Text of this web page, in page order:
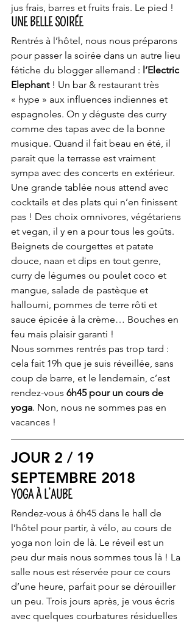
jus frais, barres et fruits frais. Le pied !
UNE BELLE SOIRÉE
Rentrés à l’hôtel, nous nous préparons
pour passer la soirée dans un autre lieu
fétiche du blogger allemand : l’Electric
Elephant ! Un bar & restaurant très
« hype » aux influences indiennes et
espagnoles. On y déguste des curry
comme des tapas avec de la bonne
musique. Quand il fait beau en été, il
parait que la terrasse est vraiment
sympa avec des concerts en extérieur.
Une grande tablée nous attend avec
cocktails et des plats qui n’en finissent
pas ! Des choix omnivores, végétariens
et vegan, il y en a pour tous les goûts.
Beignets de courgettes et patate
douce, naan et dips en tout genre,
curry de légumes ou poulet coco et
mangue, salade de pastèque et
halloumi, pommes de terre rôti et
sauce épicée à la crème… Bouches en
feu mais plaisir garanti !
Nous sommes rentrés pas trop tard :
cela fait 19h que je suis réveillée, sans
coup de barre, et le lendemain, c’est
rendez-vous 6h45 pour un cours de
yoga. Non, nous ne sommes pas en
vacances !
JOUR 2 / 19
SEPTEMBRE 2018
YOGA À L’AUBE
Rendez-vous à 6h45 dans le hall de
l’hôtel pour partir, à vélo, au cours de
yoga non loin de là. Le réveil est un
peu dur mais nous sommes tous là ! La
salle nous est réservée pour ce cours
d’une heure, parfait pour se dérouiller
un peu. Trois jours après, je vous écris
avec quelques courbatures résiduelles